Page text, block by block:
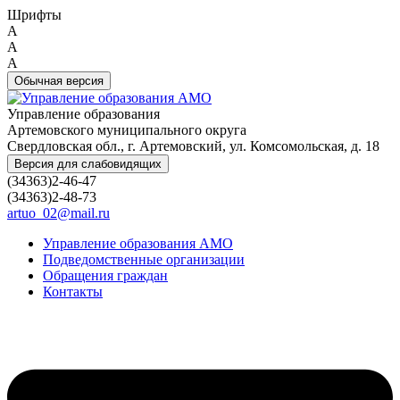
Шрифты
A
A
A
Обычная версия
Управление образования
Артемовского муниципального округа
Свердловская обл., г. Артемовский, ул. Комсомольская, д. 18
Версия для слабовидящих
(34363)2-46-47
(34363)2-48-73
artuo_02@mail.ru
Управление образования АМО
Подведомственные организации
Обращения граждан
Контакты